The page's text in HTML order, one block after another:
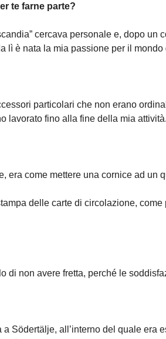
te farne parte?
cercava personale e, dopo
lì è nata la mia passione per il
particolari che non erano
lavorato fino alla fine della mia attività.
come mettere una cornice ad un
delle carte di circolazione,
non avere fretta, perché le
Södertälje, all’interno del quale era